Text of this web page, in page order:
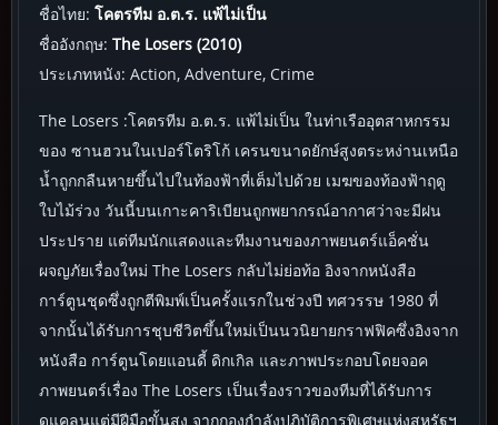
ชื่อไทย: โคตรทีม อ.ต.ร. แพ้ไม่เป็น
ชื่ออังกฤษ: The Losers (2010)
ประเภทหนัง: Action, Adventure, Crime
The Losers :โคตรทีม อ.ต.ร. แพ้ไม่เป็น ในท่าเรืออุตสาหกรรม
ของ ซานฮวนในเปอร์โตริโก้ เครนขนาดยักษ์สูงตระหง่านเหนือ
น้ำถูกกลืนหายขึ้นไปในท้องฟ้าที่เต็มไปด้วย เมฆของท้องฟ้าฤดู
ใบไม้ร่วง วันนี้บนเกาะคาริเบียนถูกพยากรณ์อากาศว่าจะมีฝน
ประปราย แต่ทีมนักแสดงและทีมงานของภาพยนตร์แอ็คชั่น
ผจญภัยเรื่องใหม่ The Losers กลับไม่ย่อท้อ อิงจากหนังสือ
การ์ตูนชุดซึ่งถูกตีพิมพ์เป็นครั้งแรกในช่วงปี ทศวรรษ 1980 ที่
จากนั้นได้รับการชุบชีวิตขึ้นใหม่เป็นนวนิยายกราฟฟิคซึ่งอิงจาก
หนังสือ การ์ตูนโดยแอนดี้ ดิกเกิล และภาพประกอบโดยจอค
ภาพยนตร์เรื่อง The Losers เป็นเรื่องราวของทีมที่ได้รับการ
ดูแคลนแต่มีฝีมือขั้นสูง จากกองกำลังปฏิบัติการพิเศษแห่งสหรัฐฯ